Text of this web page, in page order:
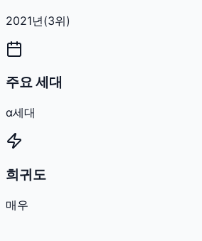
2021년(3위)
주요 세대
α세대
희귀도
매우